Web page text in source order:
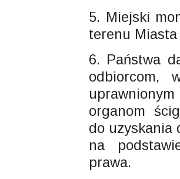
5. Miejski
terenu
6. Państwa
odbiorcom,
organom
do uzyskania
na
prawa.